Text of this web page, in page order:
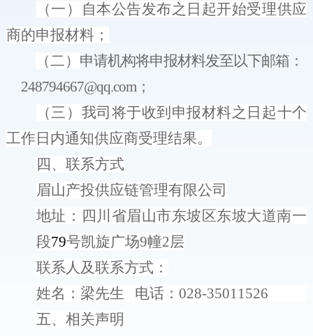
（一）
自本公告发布之日起开始受理供应
商的申报材料；
（二） 申请机构将申报材料发至以下邮箱：
248794667@qq.com；
（三） 我司将于收到申报材料之日起十个
工作日内通知供应商受理结果。
四 、联系方式
眉山产投供应链管理有限公司
地址：四川省眉山市东坡区东坡大道南一
段79号凯旋广场9幢2层
联系人及联系方式：
姓名 ：梁先生 电话： 028-35011526
五、 相关声明